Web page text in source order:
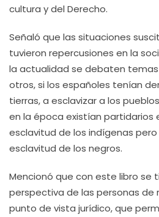
cultura y del Derecho.
Señaló que las situaciones
tuvieron repercusiones en la
la actualidad se debaten
otros, si los españoles tenían
tierras, a esclavizar a los
en la época existían partidarios
esclavitud de los indígenas
esclavitud de los negros.
Mencionó que con este libro se
perspectiva de las personas de
punto de vista jurídico, que